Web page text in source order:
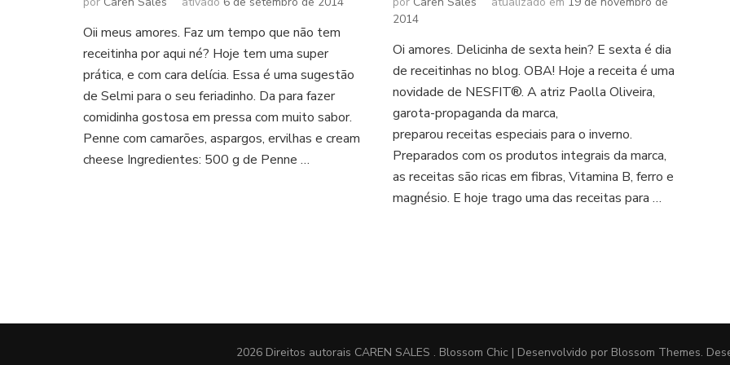
Oii meus amores. Faz um tempo que não tem
receitinha por aqui né? Hoje tem uma super
prática, e com cara delícia. Essa é uma sugestão
de Selmi para o seu feriadinho. Da para fazer
comidinha gostosa em pressa com muito sabor.
Penne com camarões, aspargos, ervilhas e cream
cheese Ingredientes: 500 g de Penne …
2014
Oi amores. Delicinha de sexta hein? E sexta é dia
de receitinhas no blog. OBA! Hoje a receita é uma
novidade de NESFIT®. A atriz Paolla Oliveira,
garota-propaganda da marca,
preparou receitas especiais para o inverno.
Preparados com os produtos integrais da marca,
as receitas são ricas em fibras, Vitamina B, ferro e
magnésio. E hoje trago uma das receitas para …
2026 Direitos autorais CAREN SALES . Blossom Chic | Desenvolvido por Blossom Themes.